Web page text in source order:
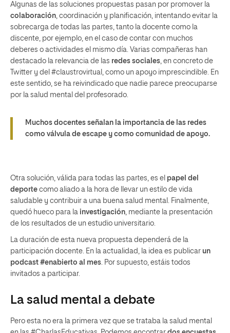
Algunas de las soluciones propuestas pasan por promover la
colaboración , coordinación y planificación, intentando evitar la
sobrecarga de todas las partes, tanto la docente como la
discente, por ejemplo, en el caso de contar con muchos
deberes o actividades el mismo día. Varias compañeras han
destacado la relevancia de las redes sociales , en concreto de
Twitter y del #claustrovirtual, como un apoyo imprescindible. En
este sentido, se ha reivindicado que nadie parece preocuparse
por la salud mental del profesorado.
Muchos docentes señalan la importancia de las redes
como válvula de escape y como comunidad de apoyo.
Otra solución, válida para todas las partes, es el papel del
deporte como aliado a la hora de llevar un estilo de vida
saludable y contribuir a una buena salud mental. Finalmente,
quedó hueco para la investigación , mediante la presentación
de los resultados de un estudio universitario.
La duración de esta nueva propuesta dependerá de la
participación docente. En la actualidad, la idea es publicar un
podcast #enabierto al mes . Por supuesto, estáis todos
invitados a participar.
La salud mental a debate
Pero esta no era la primera vez que se trataba la salud mental